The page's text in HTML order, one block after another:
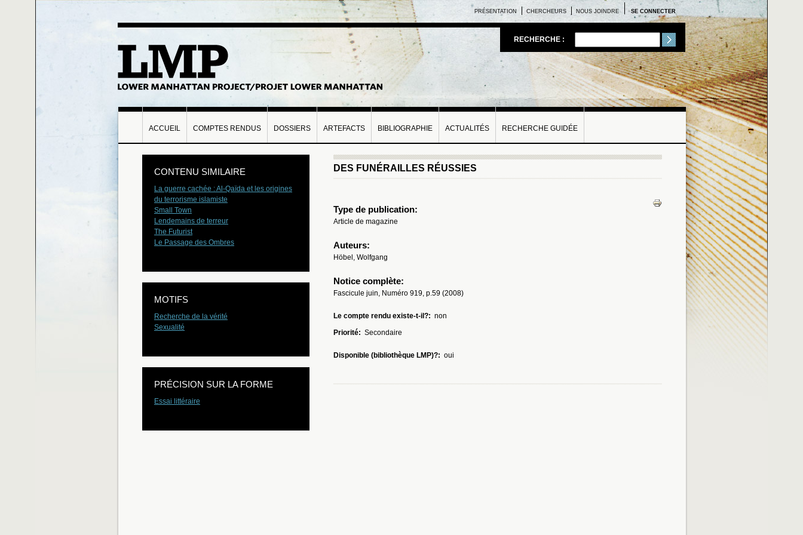
SE CONNECTER
PRÉSENTATION CHERCHEURS NOUS JOINDRE
RECHERCHE :
ACCUEIL COMPTES RENDUS DOSSIERS ARTEFACTS BIBLIOGRAPHIE ACTUALITÉS RECHERCHE GUIDÉE
DES FUNÉRAILLES RÉUSSIES
Type de publication:
Article de magazine
Auteurs:
Höbel, Wolfgang
Notice complète:
Fascicule juin, Numéro 919, p.59 (2008)
Le compte rendu existe-t-il?: non
Priorité: Secondaire
Disponible (bibliothèque LMP)?: oui
CONTENU SIMILAIRE
La guerre cachée : Al-Qaïda et les origines
du terrorisme islamiste
Small Town
Lendemains de terreur
The Futurist
Le Passage des Ombres
MOTIFS
Recherche de la vérité
Sexualité
PRÉCISION SUR LA FORME
Essai littéraire